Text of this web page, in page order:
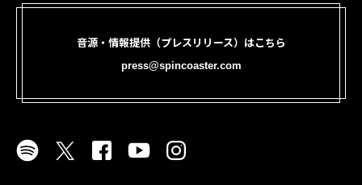
音源・情報提供（プレスリリース）はこちら
press@spincoaster.com